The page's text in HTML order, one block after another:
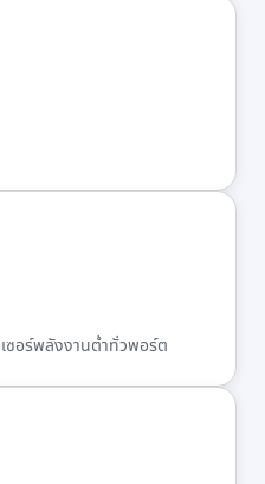
ซอร์พลังงานต่ำทั่วพอร์ต